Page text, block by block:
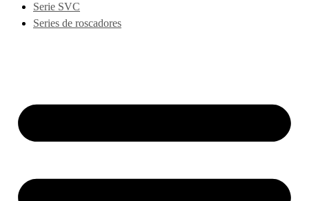
Serie SVC
Series de roscadores